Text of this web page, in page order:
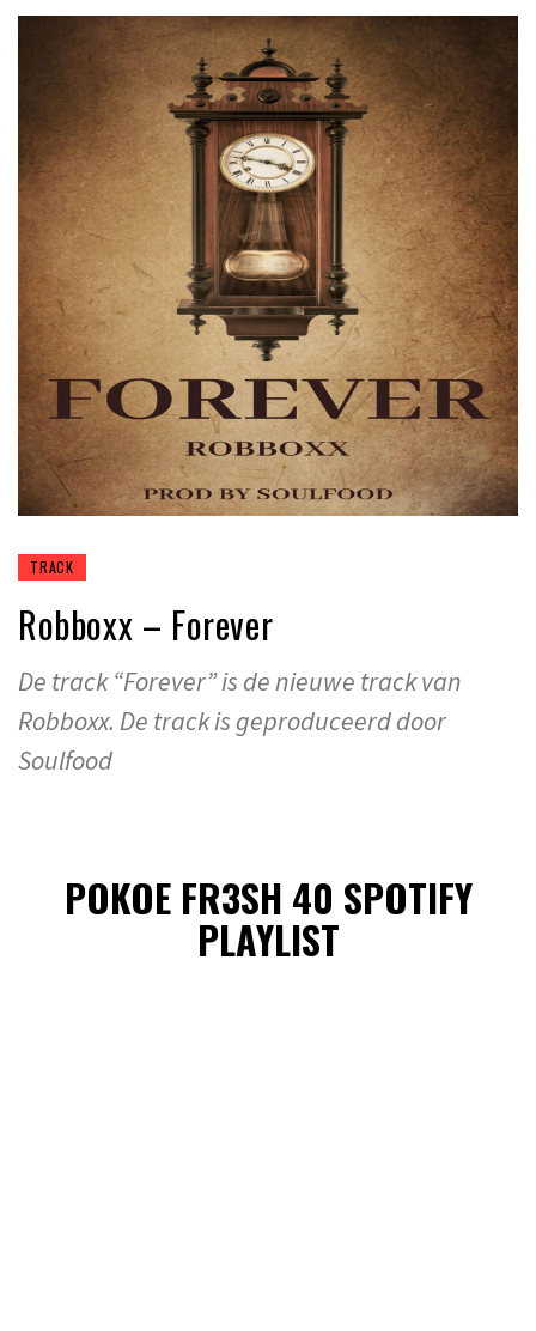
TRACK
Robboxx – Forever
De track “Forever” is de nieuwe track van
Robboxx. De track is geproduceerd door
Soulfood
POKOE FR3SH 40 SPOTIFY
PLAYLIST